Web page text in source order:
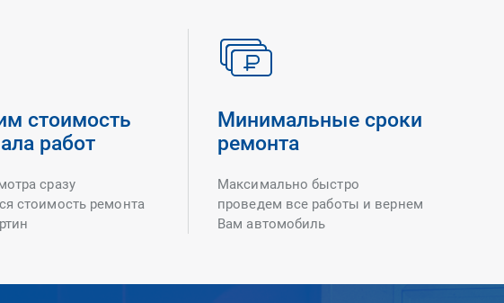
стоимость
работ
сразу
стоимость ремонта
Минимальные сроки
ремонта
Максимально быстро
проведем все работы и вернем
Вам автомобиль